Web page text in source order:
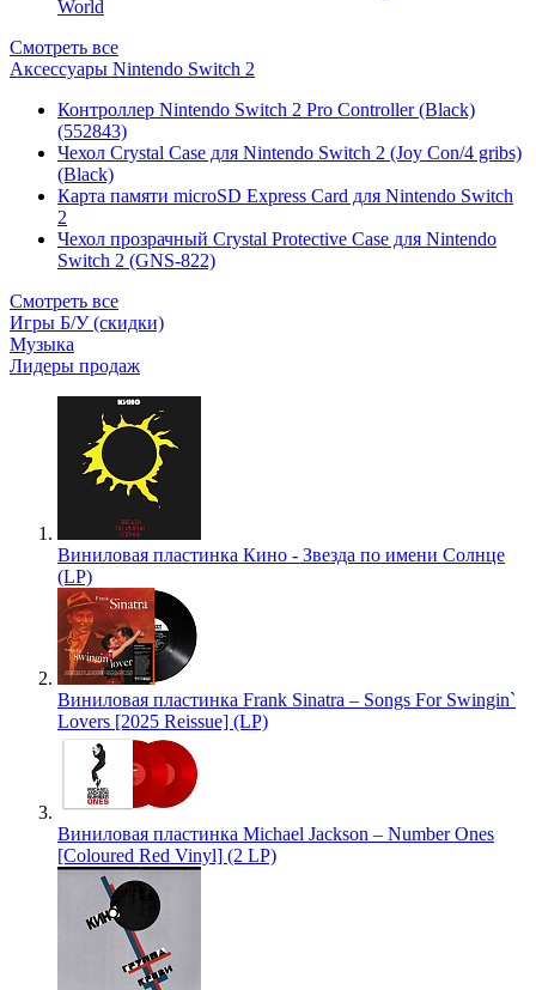
World
Смотреть все
Аксессуары Nintendo Switch 2
Контроллер Nintendo Switch 2 Pro Controller (Black)
(552843)
Чехол Сrystal Сase для Nintendo Switch 2 (Joy Con/4 gribs)
(Black)
Карта памяти microSD Express Card для Nintendo Switch
2
Чехол прозрачный Crystal Protective Case для Nintendo
Switch 2 (GNS-822)
Смотреть все
Игры Б/У (скидки)
Музыка
Лидеры продаж
Виниловая пластинка Кино - Звезда по имени Солнце
(LP)
Виниловая пластинка Frank Sinatra – Songs For Swingin`
Lovers [2025 Reissue] (LP)
Виниловая пластинка Michael Jackson – Number Ones
[Coloured Red Vinyl] (2 LP)